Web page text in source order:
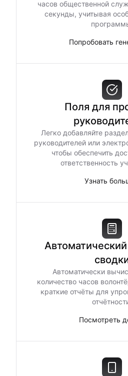
часов общественной
секунды, учитывая
Попробовать
Поля для
Легко добавляйте
руководителей или
чтобы обеспечить
ответственность
Узнать
Автоматически
количество часов
краткие отчёты для
Посмотреть